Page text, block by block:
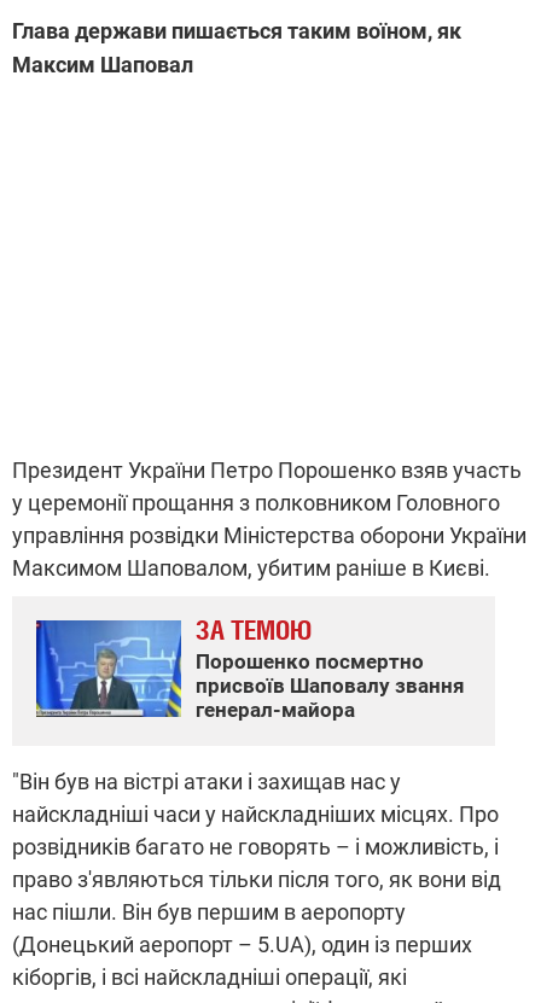
Глава держави пишається таким воїном, як
Максим Шаповал
Президент України Петро Порошенко взяв участь
у церемонії прощання з полковником Головного
управління розвідки Міністерства оборони України
Максимом Шаповалом, убитим раніше в Києві.
ЗА ТЕМОЮ
Порошенко посмертно
присвоїв Шаповалу звання
генерал-майора
"Він був на вістрі атаки і захищав нас у
найскладніші часи у найскладніших місцях. Про
розвідників багато не говорять – і можливість, і
право з'являються тільки після того, як вони від
нас пішли. Він був першим в аеропорту
(Донецький аеропорт – 5.UA), один із перших
кіборгів, і всі найскладніші операції, які